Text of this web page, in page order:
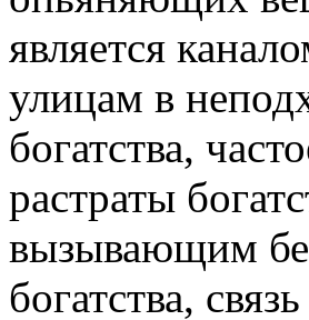
является
улицам в
богатства,
растраты
вызывающим
богатства,